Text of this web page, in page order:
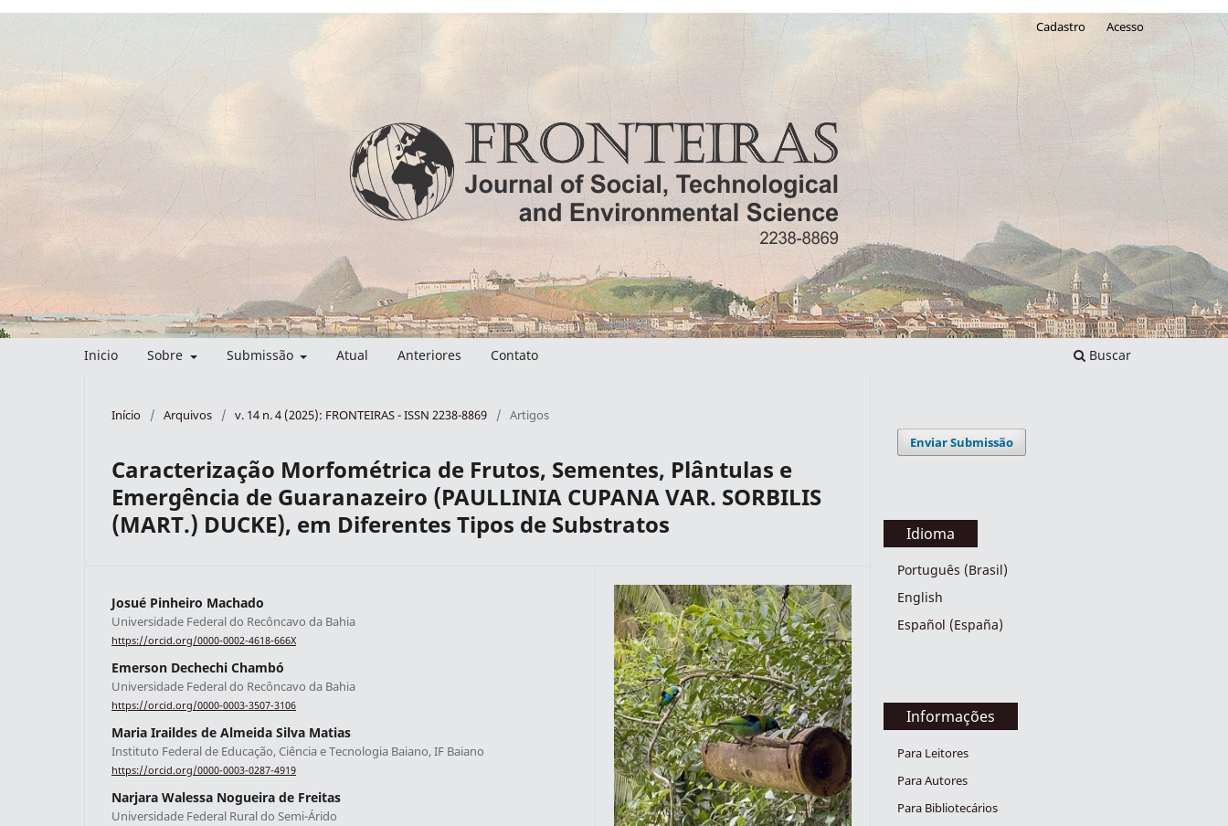
Inicio Sobre Submissão Atual Anteriores Contato Buscar
Cadastro Acesso
Início / Arquivos / v. 14 n. 4 (2025): FRONTEIRAS - ISSN 2238-8869 / Artigos
Caracterização Morfométrica de Frutos, Sementes, Plântulas e
Emergência de Guaranazeiro (PAULLINIA CUPANA VAR. SORBILIS
(MART.) DUCKE), em Diferentes Tipos de Substratos
Josué Pinheiro Machado
Universidade Federal do Recôncavo da Bahia
https://orcid.org/0000-0002-4618-666X
Emerson Dechechi Chambó
Universidade Federal do Recôncavo da Bahia
https://orcid.org/0000-0003-3507-3106
Maria Iraildes de Almeida Silva Matias
Instituto Federal de Educação, Ciência e Tecnologia Baiano, IF Baiano
https://orcid.org/0000-0003-0287-4919
Narjara Walessa Nogueira de Freitas
Universidade Federal Rural do Semi-Árido
Enviar Submissão
Idioma
Português (Brasil)
English
Español (España)
Informações
Para Leitores
Para Autores
Para Bibliotecários